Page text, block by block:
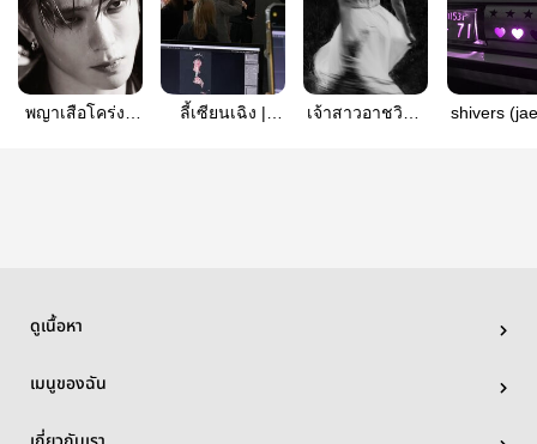
พญาเสือโคร่ง -
ลี้เซียนเฉิง |
เจ้าสาวอาชวิน |
shivers
ดูเนื้อหา
เมนูของฉัน